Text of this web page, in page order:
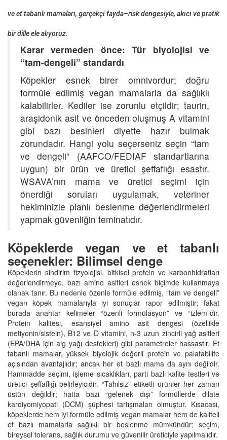
ve et tabanlı mamaları, gerçekçi fayda–risk dengesiyle, akıcı ve pratik
bir dille ele alıyoruz.
Karar vermeden önce: Tür biyolojisi ve
“tam-dengeli” standardı
Köpekler esnek birer omnivordur; doğru
formüle edilmiş vegan mamalarla da sağlıklı
kalabilirler. Kediler ise zorunlu etçildir; taurin,
araşidonik asit ve önceden oluşmuş A vitamini
gibi bazı besinleri diyette hazır bulmak
zorundadır. Hangi yolu seçerseniz seçin “tam
ve dengeli” (AAFCO/FEDIAF standartlarına
uygun) bir ürün ve üretici şeffaflığı esastır.
WSAVA’nın mama ve üretici seçimi için
önerdiği soruları uygulamak, veteriner
hekiminizle planlı beslenme değerlendirmeleri
yapmak güvenliğin teminatıdır.
Köpeklerde vegan ve et tabanlı
seçenekler: Bilimsel denge
Köpeklerin sindirim fizyolojisi, bitkisel protein ve karbonhidratları
değerlendirmeye, bazı amino asitleri esnek biçimde kullanmaya
olanak tanır. Bu nedenle özenle formüle edilmiş, “tam ve dengeli”
vegan köpek mamalarıyla iyi sonuçlar rapor edilmiştir; fakat
burada anahtar kelimeler “özenli formülasyon” ve “izlem”dir.
Protein kalitesi, esansiyel amino asit dengesi (özellikle
metiyonin/sistein), B12 ve D vitamini, n‑3 uzun zincirli yağ asitleri
(EPA/DHA için alg yağı destekleri) gibi parametreler hassastır. Et
tabanlı mamalar, yüksek biyolojik değerli protein ve palatabilite
açısından avantajlıdır; ancak her et bazlı mama da aynı değildir.
Hammadde seçimi, işleme sıcaklıkları, parti bazlı kalite testleri ve
üretici şeffaflığı belirleyicidir. “Tahılsız” etiketli ürünler her zaman
üstün değildir; hatta bazı “gelenek dışı” formüllerde dilate
kardiyomiyopati (DCM) şüphesi tartışmaları olmuştur. Kısacası,
köpeklerde hem iyi formüle edilmiş vegan mamalar hem de kaliteli
et bazlı mamalarla sağlıklı bir beslenme mümkündür; seçim,
bireysel tolerans, sağlık durumu ve güvenilir üreticiyle yapılmalıdır.